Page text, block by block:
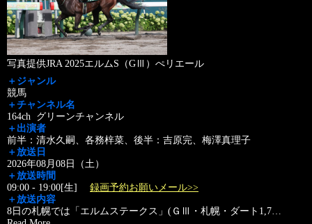
写真提供JRA 2025エルムS（GⅢ）ぺリエール
＋ジャンル
競馬
＋チャンネル名
164ch グリーンチャンネル
＋出演者
前半：清水久嗣、各務梓菜、後半：吉原完、梅澤真理子
＋放送日
2026年08月08日（土）
＋放送時間
09:00 - 19:00[生] 録画予約お願いメール>>
＋放送内容
8日の札幌では「エルムステークス」(ＧⅢ・札幌・ダート1,7…